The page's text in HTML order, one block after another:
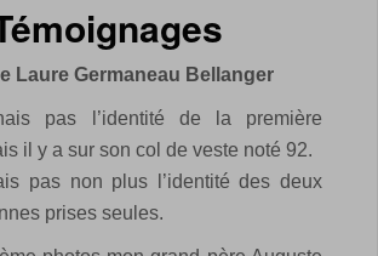
Laure Germaneau Bellanger
pas l’identité de la première
il y a sur son col de veste noté 92.
pas non plus l’identité des deux
prises seules.